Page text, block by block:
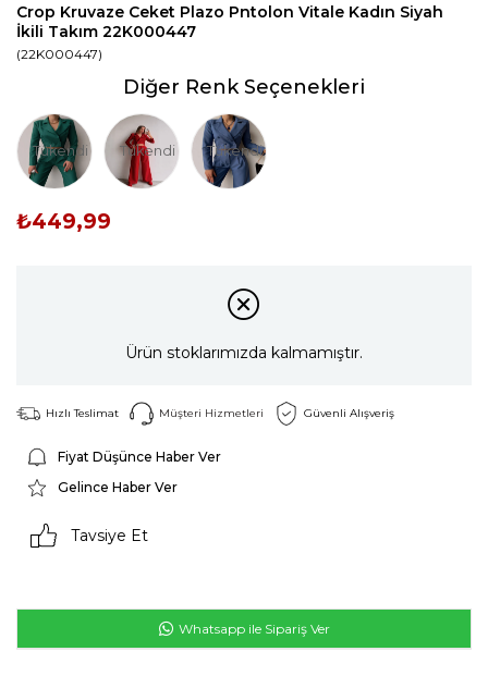
Crop Kruvaze Ceket Plazo Pntolon Vitale Kadın Siyah
İkili Takım 22K000447
(22K000447)
Diğer Renk Seçenekleri
Tükendi Tükendi Tükendi
₺449,99
Ürün stoklarımızda kalmamıştır.
Hızlı Teslimat Müşteri Hizmetleri Güvenli Alışveriş
Fiyat Düşünce Haber Ver
Gelince Haber Ver
Tavsiye Et
Whatsapp ile Sipariş Ver